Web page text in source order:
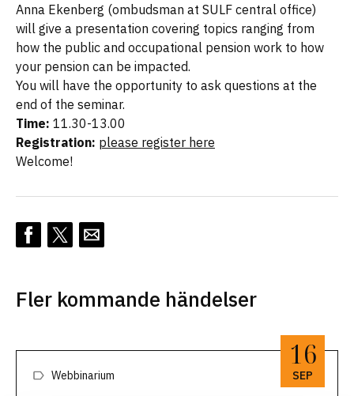
Anna Ekenberg (ombudsman at SULF central office)
will give a presentation covering topics ranging from
how the public and occupational pension work to how
your pension can be impacted.
You will have the opportunity to ask questions at the
end of the seminar.
Time: 11.30-13.00
Registration: please register here
Welcome!
Fler kommande händelser
16
SEP
Webbinarium